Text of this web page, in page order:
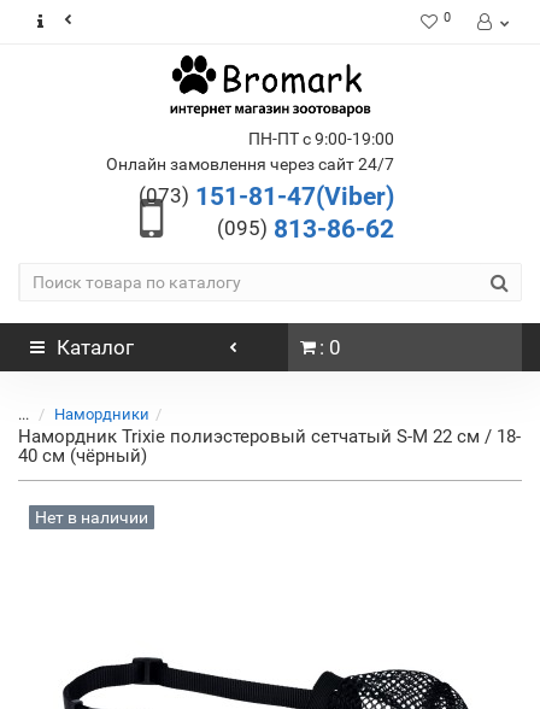
0
ПН-ПТ с 9:00-19:00
Онлайн замовлення через сайт 24/7
(073) 151-81-47(Viber)
(095) 813-86-62
Каталог : 0
... Намордники
Намордник Trixie полиэстеровый сетчатый S-M 22 см / 18-
40 см (чёрный)
Нет в наличии